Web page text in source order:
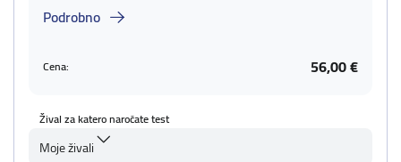
Podrobno
Cena: 56,00 €
Žival za katero naročate test
Moje živali